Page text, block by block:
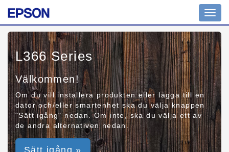
L366 Series
Välkommen!
Om du vill installera produkten eller lägga till en
dator och/eller smartenhet ska du välja knappen
"Sätt igång" nedan. Om inte, ska du välja ett av
de andra alternativen nedan.
Sätt igång »